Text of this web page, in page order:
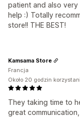
patient and also
help :) Totally
store!! THE BEST!
They taking time to
great
Kamsama Store
Francja
Około 20 godzin